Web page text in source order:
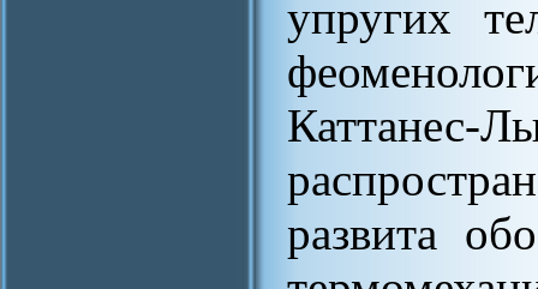
упругих
Каттанес-
развита